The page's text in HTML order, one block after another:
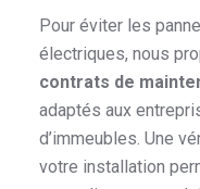
Pour éviter les
électriques, nous
contrats de
adaptés aux
d’immeubles. Une
votre installation